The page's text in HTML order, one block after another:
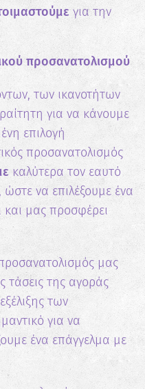
για την
προσανατολισμού
των ικανοτήτων
για να κάνουμε
επιλογή
προσανατολισμός
καλύτερα τον εαυτό
ώστε να επιλέξουμε ένα
και μας προσφέρει
μας
τάσεις της αγοράς
των
για να
ένα επάγγελμα με